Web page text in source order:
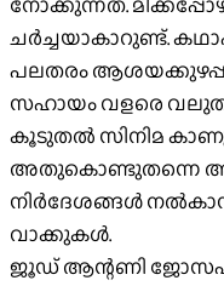
ചര്‍ച്ചയാകാറുണ്ട്.
പലതരം
സഹായം വളരെ
കൂടുതല്‍ സിനിമ
അതുകൊണ്ടുതന്നെ
നിര്‍ദേശങ്ങള്‍
വാക്കുകള്‍.
ജൂഡ് ആന്റണി ജോസഫ്